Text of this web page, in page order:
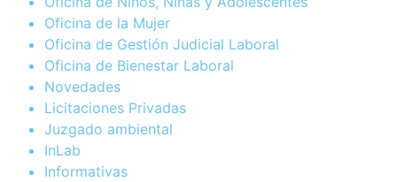
Oficina de la Mujer
Oficina de Gestión Judicial Laboral
Oficina de Bienestar Laboral
Novedades
Licitaciones Privadas
Juzgado ambiental
InLab
Informativas